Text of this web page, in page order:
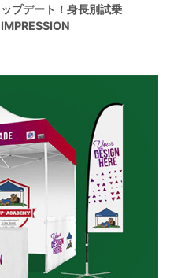
ップデート！身長別試乗
IMPRESSION